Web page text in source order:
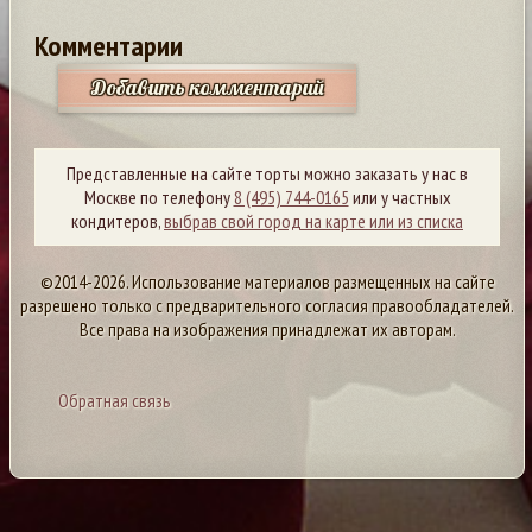
Комментарии
Добавить комментарий
Представленные на сайте торты можно заказать у нас в
Москве по телефону8 (495) 744-0165 или у частных
кондитеров,выбрав свой город на карте или из списка
©2014-2026. Использование материалов размещенных на сайте
разрешено только с предварительного согласия правообладателей.
Все права на изображения принадлежат их авторам.
Обратная связь